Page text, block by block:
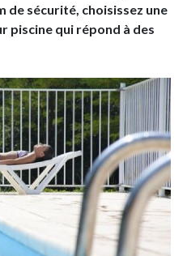
de sécurité, choisissez une
qui répond à des